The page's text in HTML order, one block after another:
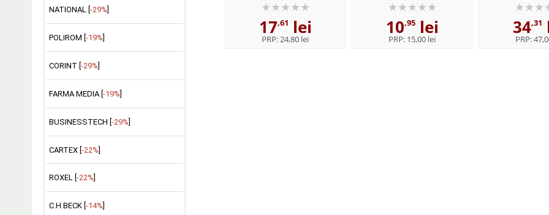
NATIONAL [ -29%
POLIROM [ -19%
CORINT [ -29%
FARMA MEDIA [ -19%
BUSINESSTECH [-29%]
CARTEX [-22%]
ROXEL [ -22%
C.H.BECK [ -14%
17,61 lei
PRP:24,80 lei
10,95lei
PRP: 15,00 lei
34,31
PRP: